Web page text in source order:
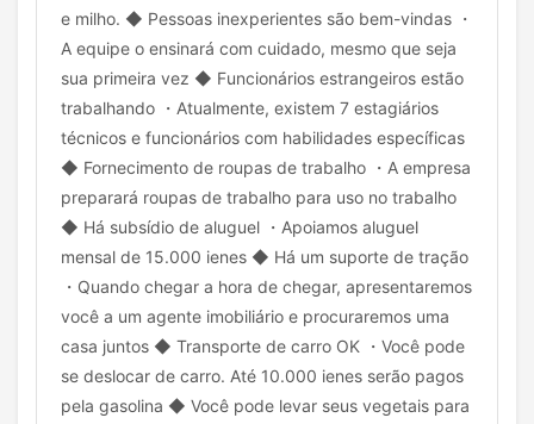
e milho. ◆ Pessoas inexperientes são bem-vindas ・
A equipe o ensinará com cuidado, mesmo que seja
sua primeira vez ◆ Funcionários estrangeiros estão
trabalhando ・Atualmente, existem 7 estagiários
técnicos e funcionários com habilidades específicas
◆ Fornecimento de roupas de trabalho ・A empresa
preparará roupas de trabalho para uso no trabalho
◆ Há subsídio de aluguel ・Apoiamos aluguel
mensal de 15.000 ienes ◆ Há um suporte de tração
・Quando chegar a hora de chegar, apresentaremos
você a um agente imobiliário e procuraremos uma
casa juntos ◆ Transporte de carro OK ・Você pode
se deslocar de carro. Até 10.000 ienes serão pagos
pela gasolina ◆ Você pode levar seus vegetais para